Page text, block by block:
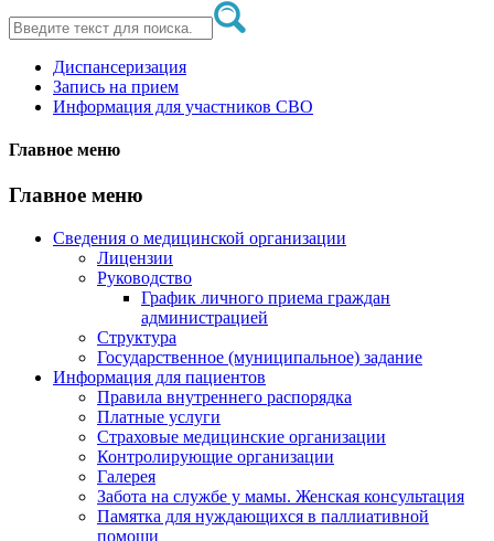
Диспансеризация
Запись на прием
Информация для участников СВО
Главное меню
Главное меню
Сведения о медицинской организации
Лицензии
Руководство
График личного приема граждан
администрацией
Структура
Государственное (муниципальное) задание
Информация для пациентов
Правила внутреннего распорядка
Платные услуги
Страховые медицинские организации
Контролирующие организации
Галерея
Забота на службе у мамы. Женская консультация
Памятка для нуждающихся в паллиативной
помощи